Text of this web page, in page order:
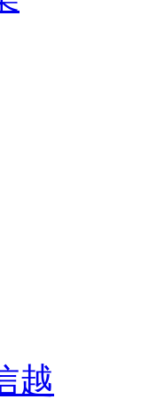
越